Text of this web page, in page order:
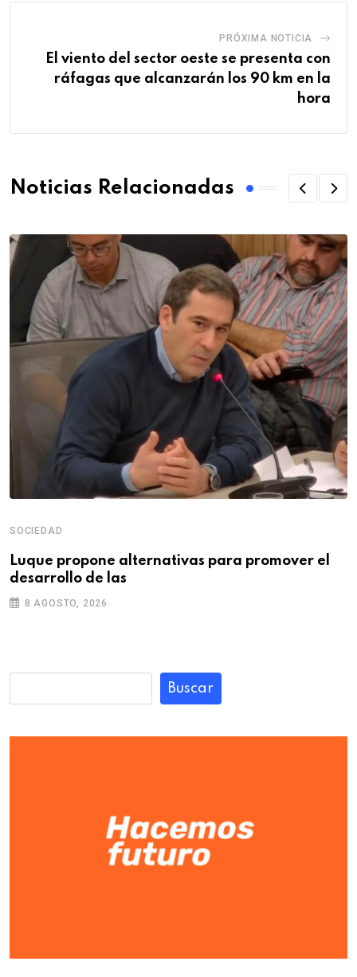
PRÓXIMA NOTICIA
El viento del sector oeste se presenta con
ráfagas que alcanzarán los 90 km en la
hora
Noticias Relacionadas
SOCIEDAD
Luque propone alternativas para promover el
desarrollo de las
8 AGOSTO, 2026
Buscar